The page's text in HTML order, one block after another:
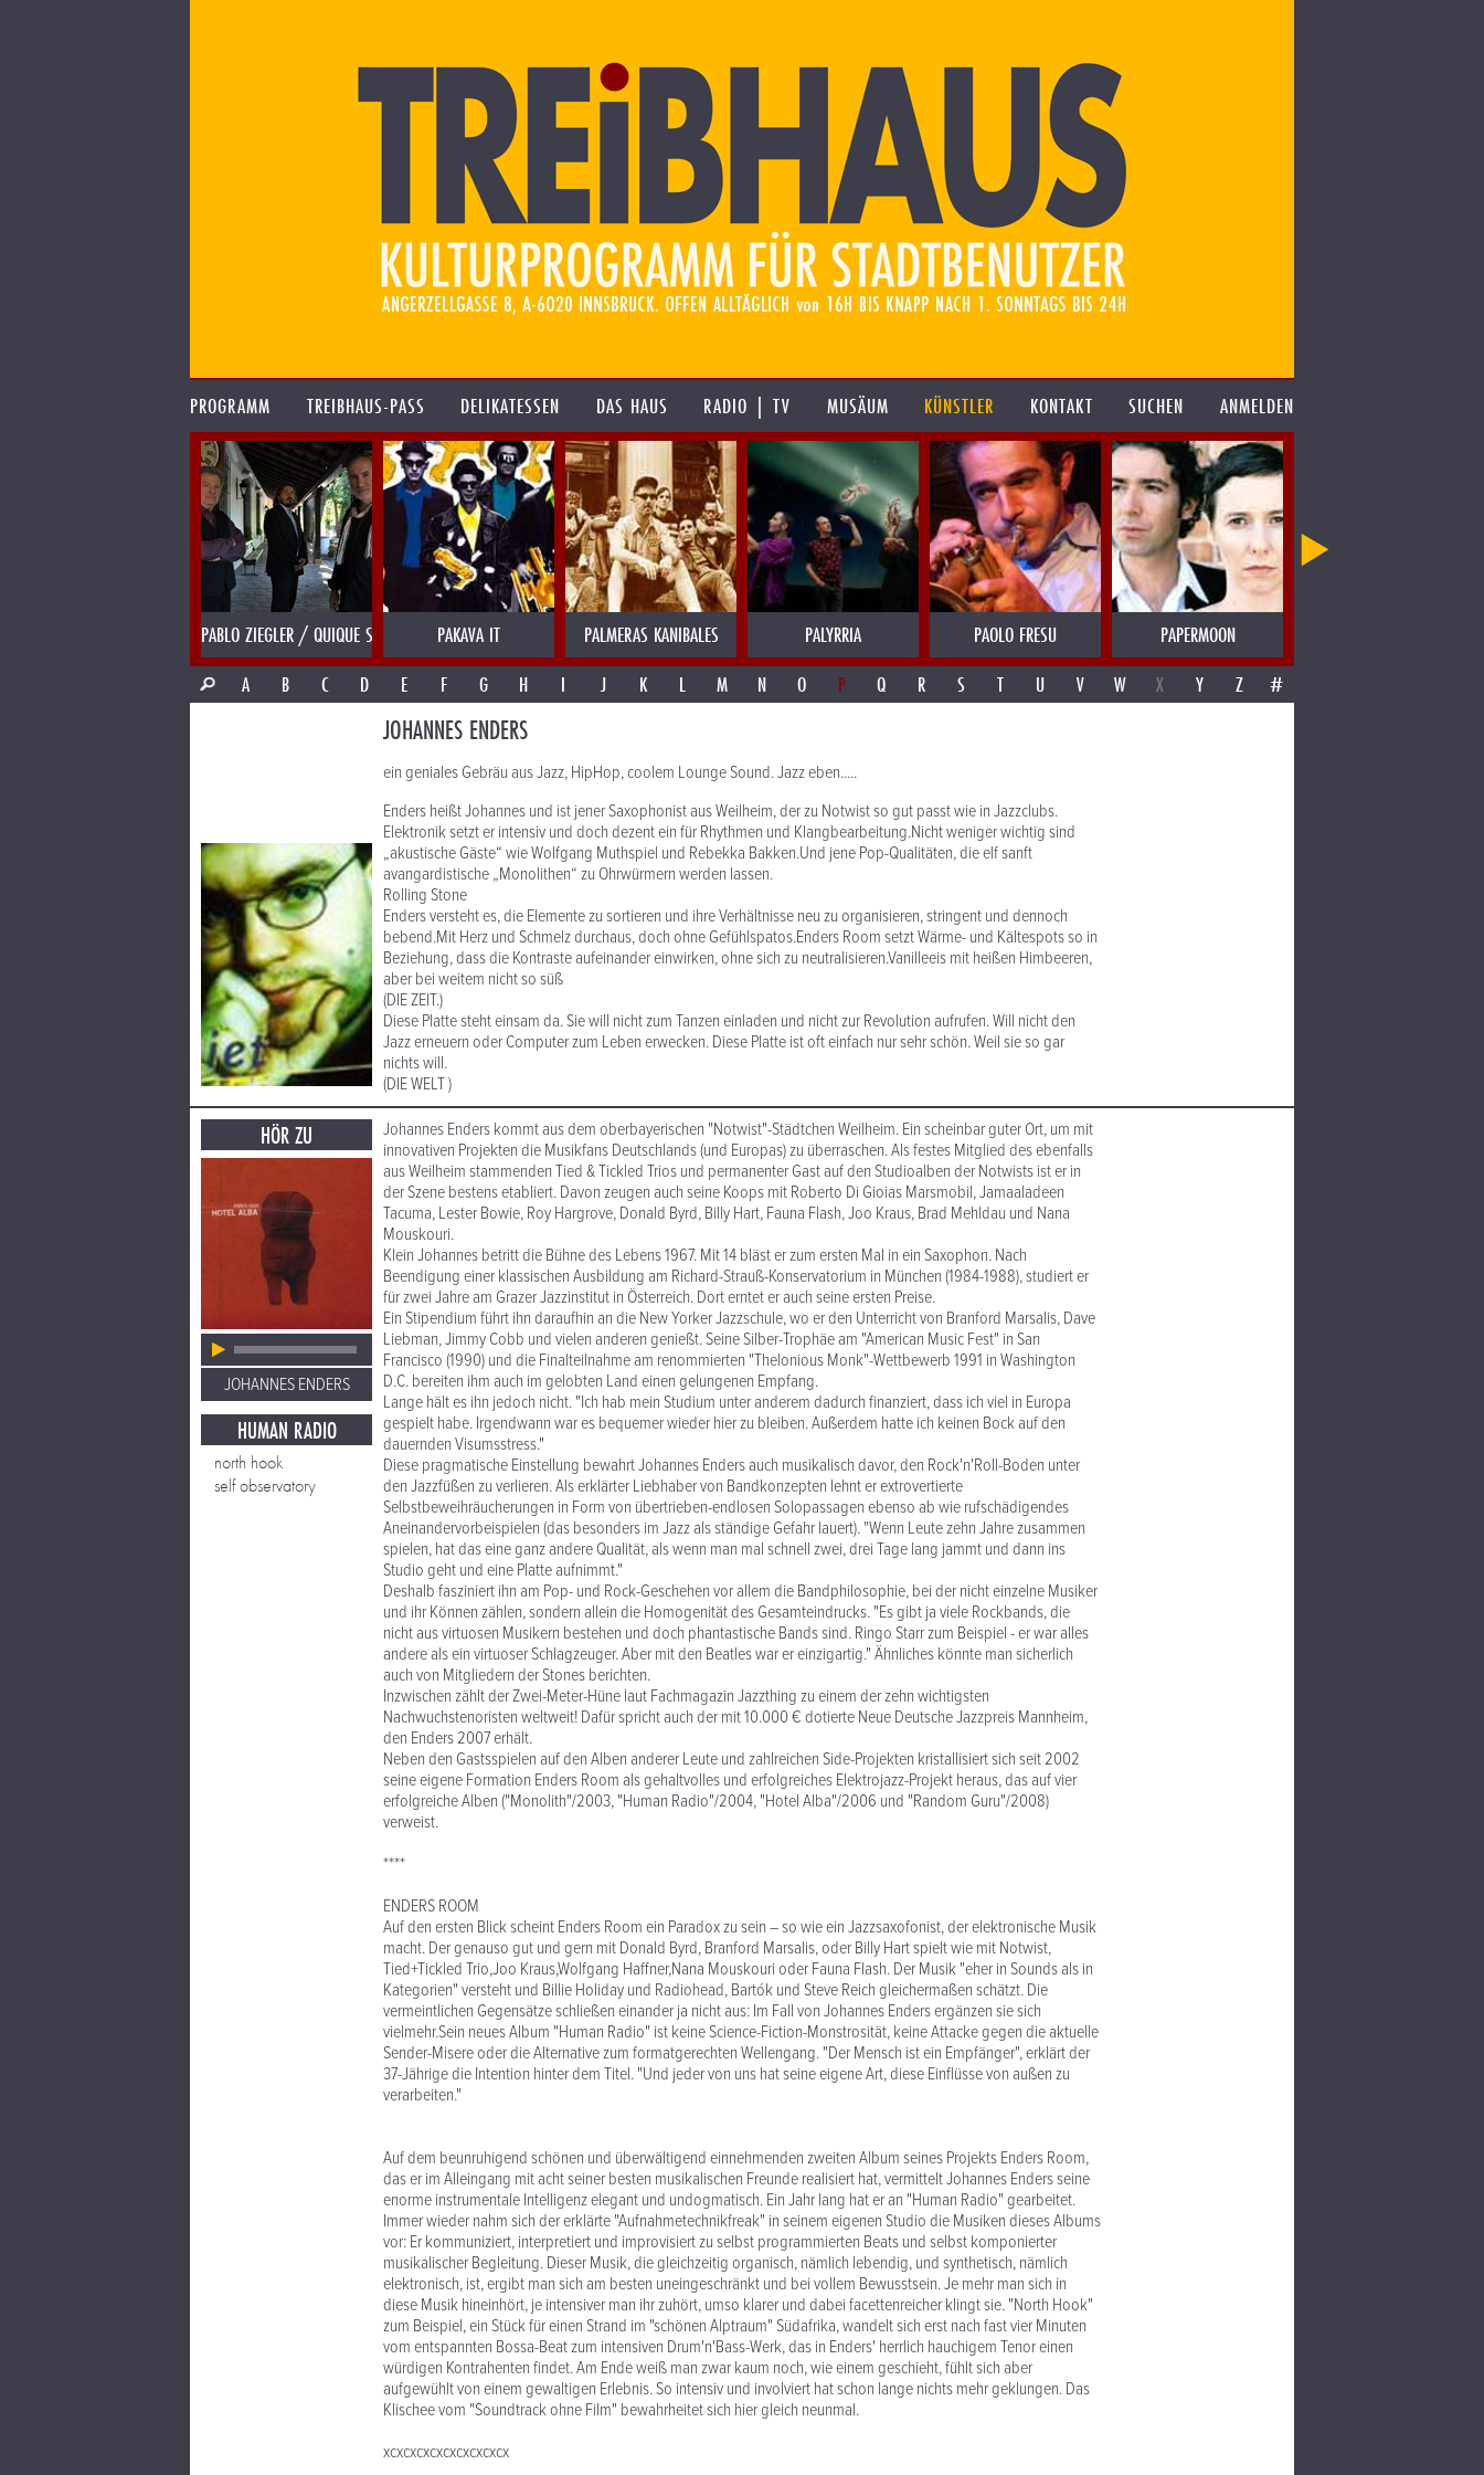
PROGRAMM TREIBHAUS-PASS DELIKATESSEN DAS HAUS RADIO | TV MUSÄUM KÜNSTLER KONTAKT SUCHEN ANMELDEN
PABLO ZIEGLER / QUIQUE SINESI PAKAVA IT PALMERAS KANIBALES PALYRRIA PAOLO FRESU PAPERMOON
A
B C D E F G H I J K L M N O P Q R S T U V W X Y Z #
JOHANNES ENDERS
ein geniales Gebräu aus Jazz, HipHop, coolem Lounge Sound. Jazz eben.....
Enders heißt Johannes und ist jener Saxophonist aus Weilheim, der zu Notwist so gut passt wie in Jazzclubs.
Elektronik setzt er intensiv und doch dezent ein für Rhythmen und Klangbearbeitung.Nicht weniger wichtig sind
„akustische Gäste“ wie Wolfgang Muthspiel und Rebekka Bakken.Und jene Pop-Qualitäten, die elf sanft
avangardistische „Monolithen“ zu Ohrwürmern werden lassen.
Rolling Stone
Enders versteht es, die Elemente zu sortieren und ihre Verhältnisse neu zu organisieren, stringent und dennoch
bebend.Mit Herz und Schmelz durchaus, doch ohne Gefühlspatos.Enders Room setzt Wärme- und Kältespots so in
Beziehung, dass die Kontraste aufeinander einwirken, ohne sich zu neutralisieren.Vanilleeis mit heißen Himbeeren,
aber bei weitem nicht so süß
(DIE ZEIT.)
Diese Platte steht einsam da. Sie will nicht zum Tanzen einladen und nicht zur Revolution aufrufen. Will nicht den
Jazz erneuern oder Computer zum Leben erwecken. Diese Platte ist oft einfach nur sehr schön. Weil sie so gar
nichts will.
(DIE WELT )
HÖR ZU
JOHANNES ENDERS
HUMAN RADIO
north hook
self observatory
Johannes Enders kommt aus dem oberbayerischen "Notwist"-Städtchen Weilheim. Ein scheinbar guter Ort, um mit
innovativen Projekten die Musikfans Deutschlands (und Europas) zu überraschen. Als festes Mitglied des ebenfalls
aus Weilheim stammenden Tied & Tickled Trios und permanenter Gast auf den Studioalben der Notwists ist er in
der Szene bestens etabliert. Davon zeugen auch seine Koops mit Roberto Di Gioias Marsmobil, Jamaaladeen
Tacuma, Lester Bowie, Roy Hargrove, Donald Byrd, Billy Hart, Fauna Flash, Joo Kraus, Brad Mehldau und Nana
Mouskouri.
Klein Johannes betritt die Bühne des Lebens 1967. Mit 14 bläst er zum ersten Mal in ein Saxophon. Nach
Beendigung einer klassischen Ausbildung am Richard-Strauß-Konservatorium in München (1984-1988), studiert er
für zwei Jahre am Grazer Jazzinstitut in Österreich. Dort erntet er auch seine ersten Preise.
Ein Stipendium führt ihn daraufhin an die New Yorker Jazzschule, wo er den Unterricht von Branford Marsalis, Dave
Liebman, Jimmy Cobb und vielen anderen genießt. Seine Silber-Trophäe am "American Music Fest" in San
Francisco (1990) und die Finalteilnahme am renommierten "Thelonious Monk"-Wettbewerb 1991 in Washington
D.C. bereiten ihm auch im gelobten Land einen gelungenen Empfang.
Lange hält es ihn jedoch nicht. "Ich hab mein Studium unter anderem dadurch finanziert, dass ich viel in Europa
gespielt habe. Irgendwann war es bequemer wieder hier zu bleiben. Außerdem hatte ich keinen Bock auf den
dauernden Visumsstress."
Diese pragmatische Einstellung bewahrt Johannes Enders auch musikalisch davor, den Rock'n'Roll-Boden unter
den Jazzfüßen zu verlieren. Als erklärter Liebhaber von Bandkonzepten lehnt er extrovertierte
Selbstbeweihräucherungen in Form von übertrieben-endlosen Solopassagen ebenso ab wie rufschädigendes
Aneinandervorbeispielen (das besonders im Jazz als ständige Gefahr lauert). "Wenn Leute zehn Jahre zusammen
spielen, hat das eine ganz andere Qualität, als wenn man mal schnell zwei, drei Tage lang jammt und dann ins
Studio geht und eine Platte aufnimmt."
Deshalb fasziniert ihn am Pop- und Rock-Geschehen vor allem die Bandphilosophie, bei der nicht einzelne Musiker
und ihr Können zählen, sondern allein die Homogenität des Gesamteindrucks. "Es gibt ja viele Rockbands, die
nicht aus virtuosen Musikern bestehen und doch phantastische Bands sind. Ringo Starr zum Beispiel - er war alles
andere als ein virtuoser Schlagzeuger. Aber mit den Beatles war er einzigartig." Ähnliches könnte man sicherlich
auch von Mitgliedern der Stones berichten.
Inzwischen zählt der Zwei-Meter-Hüne laut Fachmagazin Jazzthing zu einem der zehn wichtigsten
Nachwuchstenoristen weltweit! Dafür spricht auch der mit 10.000 € dotierte Neue Deutsche Jazzpreis Mannheim,
den Enders 2007 erhält.
Neben den Gastsspielen auf den Alben anderer Leute und zahlreichen Side-Projekten kristallisiert sich seit 2002
seine eigene Formation Enders Room als gehaltvolles und erfolgreiches Elektrojazz-Projekt heraus, das auf vier
erfolgreiche Alben ("Monolith"/2003, "Human Radio"/2004, "Hotel Alba"/2006 und "Random Guru"/2008)
verweist.
****
ENDERS ROOM
Auf den ersten Blick scheint Enders Room ein Paradox zu sein – so wie ein Jazzsaxofonist, der elektronische Musik
macht. Der genauso gut und gern mit Donald Byrd, Branford Marsalis, oder Billy Hart spielt wie mit Notwist,
Tied+Tickled Trio,Joo Kraus,Wolfgang Haffner,Nana Mouskouri oder Fauna Flash. Der Musik "eher in Sounds als in
Kategorien" versteht und Billie Holiday und Radiohead, Bartók und Steve Reich gleichermaßen schätzt. Die
vermeintlichen Gegensätze schließen einander ja nicht aus: Im Fall von Johannes Enders ergänzen sie sich
vielmehr.Sein neues Album "Human Radio" ist keine Science-Fiction-Monstrosität, keine Attacke gegen die aktuelle
Sender-Misere oder die Alternative zum formatgerechten Wellengang. "Der Mensch ist ein Empfänger", erklärt der
37-Jährige die Intention hinter dem Titel. "Und jeder von uns hat seine eigene Art, diese Einflüsse von außen zu
verarbeiten."
Auf dem beunruhigend schönen und überwältigend einnehmenden zweiten Album seines Projekts Enders Room,
das er im Alleingang mit acht seiner besten musikalischen Freunde realisiert hat, vermittelt Johannes Enders seine
enorme instrumentale Intelligenz elegant und undogmatisch. Ein Jahr lang hat er an "Human Radio" gearbeitet.
Immer wieder nahm sich der erklärte "Aufnahmetechnikfreak" in seinem eigenen Studio die Musiken dieses Albums
vor: Er kommuniziert, interpretiert und improvisiert zu selbst programmierten Beats und selbst komponierter
musikalischer Begleitung. Dieser Musik, die gleichzeitig organisch, nämlich lebendig, und synthetisch, nämlich
elektronisch, ist, ergibt man sich am besten uneingeschränkt und bei vollem Bewusstsein. Je mehr man sich in
diese Musik hineinhört, je intensiver man ihr zuhört, umso klarer und dabei facettenreicher klingt sie. "North Hook"
zum Beispiel, ein Stück für einen Strand im "schönen Alptraum" Südafrika, wandelt sich erst nach fast vier Minuten
vom entspannten Bossa-Beat zum intensiven Drum'n'Bass-Werk, das in Enders' herrlich hauchigem Tenor einen
würdigen Kontrahenten findet. Am Ende weiß man zwar kaum noch, wie einem geschieht, fühlt sich aber
aufgewühlt von einem gewaltigen Erlebnis. So intensiv und involviert hat schon lange nichts mehr geklungen. Das
Klischee vom "Soundtrack ohne Film" bewahrheitet sich hier gleich neunmal.
xcxcxcxcxcxcxcxcxcx